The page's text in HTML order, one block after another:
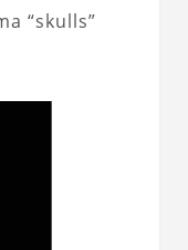
“skulls”